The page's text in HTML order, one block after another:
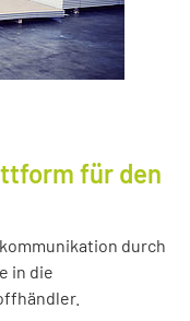
für den
durch
in die